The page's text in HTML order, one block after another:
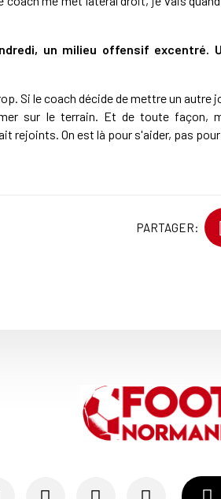
un milieu offensif excentré.
Si le coach décide de mettre un autre
sur le terrain. Et de toute façon,
rejoints. On est là pour s'aider, pas
PARTAGER: